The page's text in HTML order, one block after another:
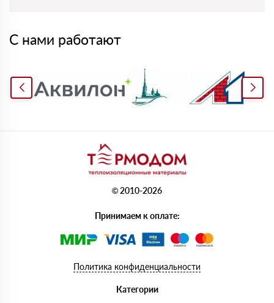
С нами работают
© 2010-2026
Принимаем к оплате:
Политика конфиденциальности
Категории